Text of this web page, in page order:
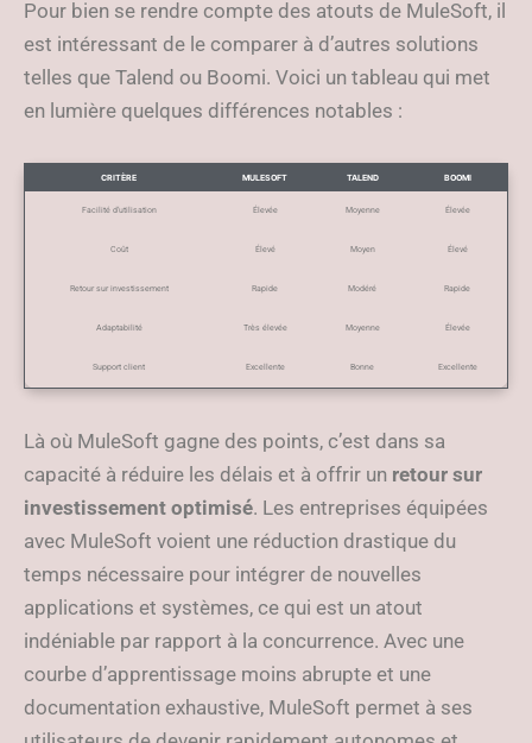
Pour bien se rendre compte des atouts de MuleSoft, il
est intéressant de le comparer à d’autres solutions
telles que Talend ou Boomi. Voici un tableau qui met
en lumière quelques différences notables :
CRITÈRE MULESOFT TALEND BOOMI
Facilité d’utilisation Élevée Moyenne Élevée
Coût Élevé Moyen Élevé
Retour sur investissement Rapide Modéré Rapide
Adaptabilité Très élevée Moyenne Élevée
Support client Excellente Bonne Excellente
Là où MuleSoft gagne des points, c’est dans sa
capacité à réduire les délais et à offrir un retour sur
investissement optimisé. Les entreprises équipées
avec MuleSoft voient une réduction drastique du
temps nécessaire pour intégrer de nouvelles
applications et systèmes, ce qui est un atout
indéniable par rapport à la concurrence. Avec une
courbe d’apprentissage moins abrupte et une
documentation exhaustive, MuleSoft permet à ses